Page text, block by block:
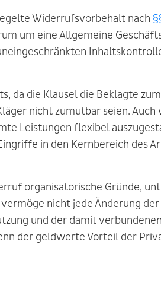
Widerrufsvorbehalt nach
um eine Allgemeine
da die Klausel die Beklagte
nicht zumutbar seien.
Leistungen flexibel
in den Kernbereich des
organisatorische Gründe,
nicht jede Änderung
und der damit
der geldwerte Vorteil der